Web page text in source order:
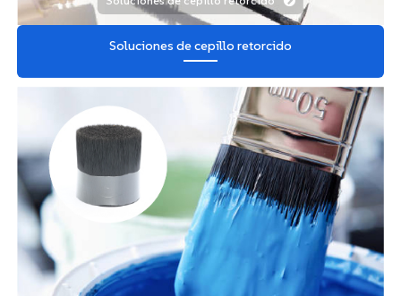
Soluciones de cepillo retorcido